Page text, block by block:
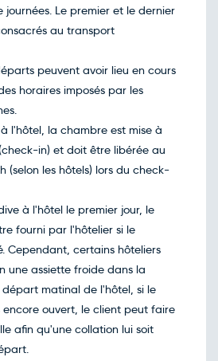
journées. Le premier et le dernier
au transport
peuvent avoir lieu en cours
horaires imposés par les
l'hôtel, la chambre est mise à
in) et doit être libérée au
(selon les hôtels) lors du check-
à l'hôtel le premier jour, le
fourni par l'hôtelier si le
Cependant, certains hôteliers
une assiette froide dans la
matinal de l'hôtel, si le
ouvert, le client peut faire
afin qu'une collation lui soit